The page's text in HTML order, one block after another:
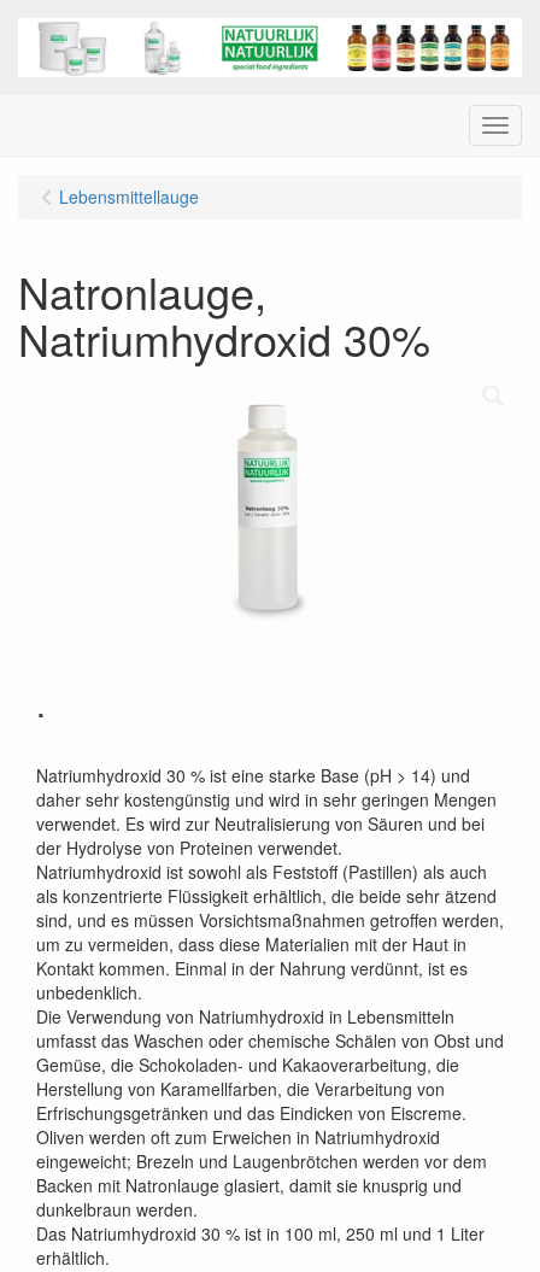
Menu
Lebensmittellauge
Natronlauge,
Natriumhydroxid 30%
.
Natriumhydroxid 30 % ist eine starke Base (pH > 14) und
daher sehr kostengünstig und wird in sehr geringen Mengen
verwendet. Es wird zur Neutralisierung von Säuren und bei
der Hydrolyse von Proteinen verwendet.
Natriumhydroxid ist sowohl als Feststoff (Pastillen) als auch
als konzentrierte Flüssigkeit erhältlich, die beide sehr ätzend
sind, und es müssen Vorsichtsmaßnahmen getroffen werden,
um zu vermeiden, dass diese Materialien mit der Haut in
Kontakt kommen. Einmal in der Nahrung verdünnt, ist es
unbedenklich.
Die Verwendung von Natriumhydroxid in Lebensmitteln
umfasst das Waschen oder chemische Schälen von Obst und
Gemüse, die Schokoladen- und Kakaoverarbeitung, die
Herstellung von Karamellfarben, die Verarbeitung von
Erfrischungsgetränken und das Eindicken von Eiscreme.
Oliven werden oft zum Erweichen in Natriumhydroxid
eingeweicht; Brezeln und Laugenbrötchen werden vor dem
Backen mit Natronlauge glasiert, damit sie knusprig und
dunkelbraun werden.
Das Natriumhydroxid 30 % ist in 100 ml, 250 ml und 1 Liter
erhältlich.